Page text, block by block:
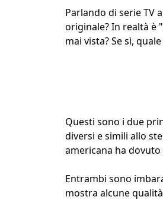
Parlando di serie TV
originale? In realtà è
mai vista? Se sì,
Questi sono i due
diversi e simili allo
americana ha
Entrambi sono
mostra alcune